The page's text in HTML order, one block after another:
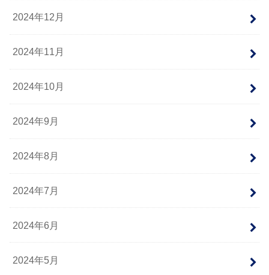
2024年12月
2024年11月
2024年10月
2024年9月
2024年8月
2024年7月
2024年6月
2024年5月